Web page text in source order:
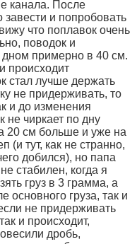
канала. После
и попробовать
что поплавок очень
поводок и
примерно в 40 см.
происходит
стал лучше держать
не придерживать, то
и до изменения
не чиркает по дну
20 см больше и уже на
тут, как не странно,
добился), но папа
стабилен, когда я
груз в 3 грамма, а
основного груза, так и
не придерживать
и происходит,
дробь,